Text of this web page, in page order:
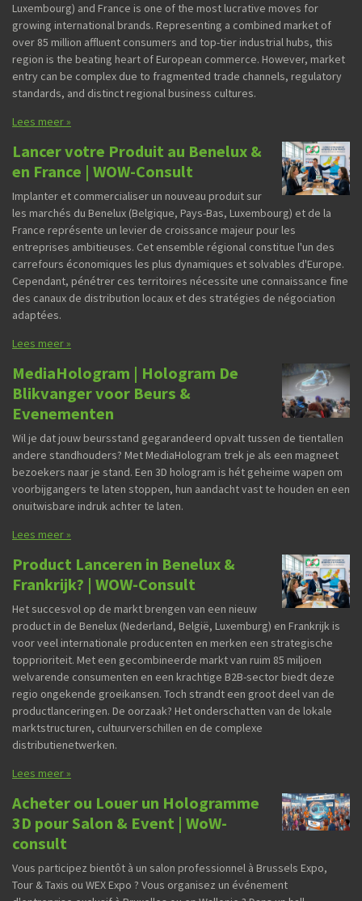
Luxembourg) and France is one of the most lucrative moves for
growing international brands. Representing a combined market of
over 85 million affluent consumers and top-tier industrial hubs, this
region is the beating heart of European commerce. However, market
entry can be complex due to fragmented trade channels, regulatory
standards, and distinct regional business cultures.
Lees meer »
Lancer votre Produit au Benelux &
en France | WOW-Consult
Implanter et commercialiser un nouveau produit sur
les marchés du Benelux (Belgique, Pays-Bas, Luxembourg) et de la
France représente un levier de croissance majeur pour les
entreprises ambitieuses. Cet ensemble régional constitue l'un des
carrefours économiques les plus dynamiques et solvables d'Europe.
Cependant, pénétrer ces territoires nécessite une connaissance fine
des canaux de distribution locaux et des stratégies de négociation
adaptées.
Lees meer »
MediaHologram | Hologram De
Blikvanger voor Beurs &
Evenementen
Wil je dat jouw beursstand gegarandeerd opvalt tussen de tientallen
andere standhouders? Met MediaHologram trek je als een magneet
bezoekers naar je stand. Een 3D hologram is hét geheime wapen om
voorbijgangers te laten stoppen, hun aandacht vast te houden en een
onuitwisbare indruk achter te laten.
Lees meer »
Product Lanceren in Benelux &
Frankrijk? | WOW-Consult
Het succesvol op de markt brengen van een nieuw
product in de Benelux (Nederland, België, Luxemburg) en Frankrijk is
voor veel internationale producenten en merken een strategische
topprioriteit. Met een gecombineerde markt van ruim 85 miljoen
welvarende consumenten en een krachtige B2B-sector biedt deze
regio ongekende groeikansen. Toch strandt een groot deel van de
productlanceringen. De oorzaak? Het onderschatten van de lokale
marktstructuren, cultuurverschillen en de complexe
distributienetwerken.
Lees meer »
Acheter ou Louer un Hologramme
3D pour Salon & Event | WoW-
consult
Vous participez bientôt à un salon professionnel à Brussels Expo,
Tour & Taxis ou WEX Expo ? Vous organisez un événement